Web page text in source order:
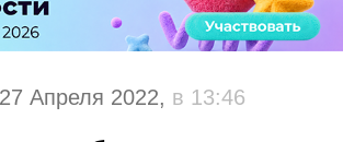
27 Апреля 2022, в 13:46